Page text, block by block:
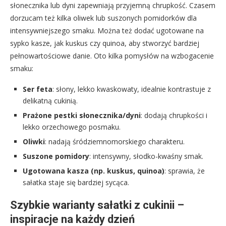
słonecznika lub dyni zapewniają przyjemną chrupkość. Czasem
dorzucam też kilka oliwek lub suszonych pomidorków dla
intensywniejszego smaku. Można też dodać ugotowane na
sypko kasze, jak kuskus czy quinoa, aby stworzyć bardziej
pełnowartościowe danie. Oto kilka pomysłów na wzbogacenie
smaku:
Ser feta: słony, lekko kwaskowaty, idealnie kontrastuje z
delikatną cukinią.
Prażone pestki słonecznika/dyni: dodają chrupkości i
lekko orzechowego posmaku.
Oliwki: nadają śródziemnomorskiego charakteru.
Suszone pomidory: intensywny, słodko-kwaśny smak.
Ugotowana kasza (np. kuskus, quinoa): sprawia, że
sałatka staje się bardziej sycąca.
Szybkie warianty sałatki z cukinii –
inspiracje na każdy dzień